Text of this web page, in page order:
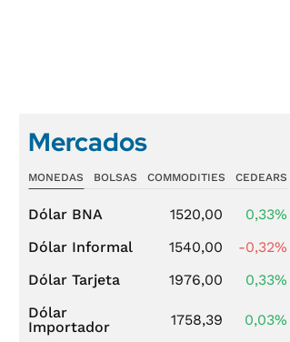
Mercados
MONEDAS BOLSAS COMMODITIES CEDEARS
Dólar BNA 1520,00
0,33%
Dólar Informal
1540,00
-0,32%
Dólar Tarjeta
1976,00
0,33%
Dólar
Importador
1758,39 0,03%